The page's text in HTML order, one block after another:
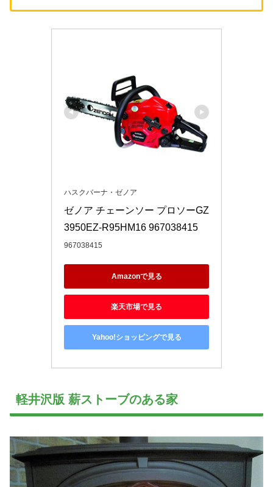
ハスクバーナ・ゼノア
ゼノア チェーンソー プロソーGZ
3950EZ-R95HM16 967038415
967038415
Amazonで見る
楽天市場で見る
Yahoo!ショッピングで見る
軽井沢版 薪ストーブのある家